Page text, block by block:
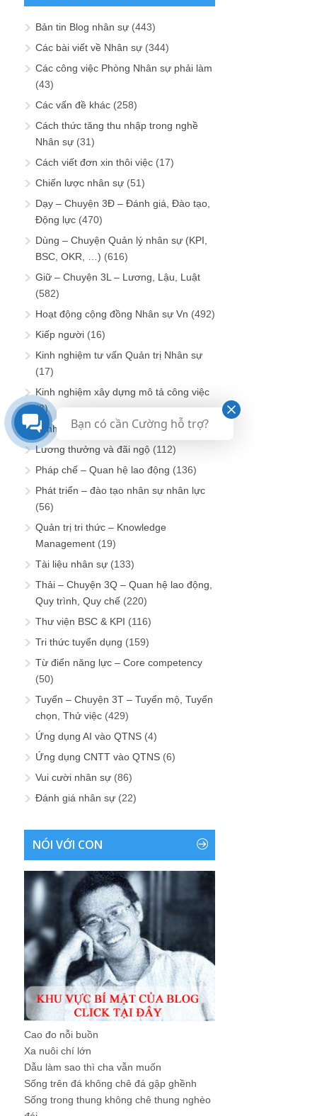
Bản tin Blog nhân sự (443)
Các bài viết về Nhân sự (344)
Các công việc Phòng Nhân sự phải làm
(43)
Các vấn đề khác (258)
Cách thức tăng thu nhập trong nghề
Nhân sự (31)
Cách viết đơn xin thôi việc (17)
Chiến lược nhân sự (51)
Dạy – Chuyện 3Đ – Đánh giá, Đào tạo,
Động lực (470)
Dùng – Chuyện Quản lý nhân sự (KPI,
BSC, OKR, …) (616)
Giữ – Chuyện 3L – Lương, Lậu, Luật
(582)
Hoạt động cộng đồng Nhân sự Vn (492)
Kiếp người (16)
Kinh nghiệm tư vấn Quản trị Nhân sự
(17)
Kinh nghiệm xây dựng mô tả công việc
(8)
Lãnh đạo nhân sự(8)
Lương thưởng và đãi ngộ (112)
Pháp chế – Quan hệ lao động (136)
Phát triển – đào tạo nhân sự nhân lực
(56)
Quản trị tri thức – Knowledge
Management (19)
Tài liệu nhân sự (133)
Thải – Chuyện 3Q – Quan hệ lao động,
Quy trình, Quy chế (220)
Thư viện BSC & KPI (116)
Tri thức tuyển dụng (159)
Từ điển năng lực – Core competency
(50)
Tuyển – Chuyện 3T – Tuyển mộ, Tuyển
chọn, Thử việc (429)
Ứng dụng AI vào QTNS (4)
Ứng dụng CNTT vào QTNS (6)
Vui cười nhân sự (86)
Đánh giá nhân sự (22)
NÓI VỚI CON
Cao đo nỗi buồn
Xa nuôi chí lớn
Dẫu làm sao thì cha vẫn muốn
Sống trên đá không chê đá gập ghềnh
Sống trong thung không chê thung nghèo
Bạn có cần Cường hỗ trợ?